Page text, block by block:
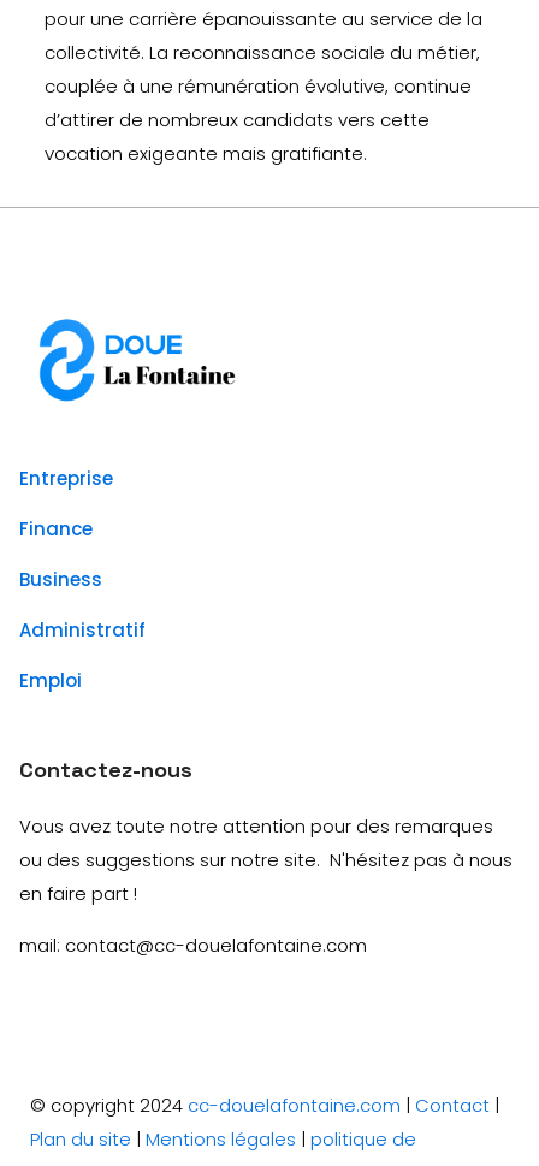
pour une carrière épanouissante au service de la
collectivité. La reconnaissance sociale du métier,
couplée à une rémunération évolutive, continue
d’attirer de nombreux candidats vers cette
vocation exigeante mais gratifiante.
Entreprise
Finance
Business
Administratif
Emploi
Contactez-nous
Vous avez toute notre attention pour des remarques
ou des suggestions sur notre site. N'hésitez pas à nous
en faire part !
mail: contact@cc-douelafontaine.com
© copyright 2024 cc-douelafontaine.com | Contact |
Plan du site |Mentions légales |politique de